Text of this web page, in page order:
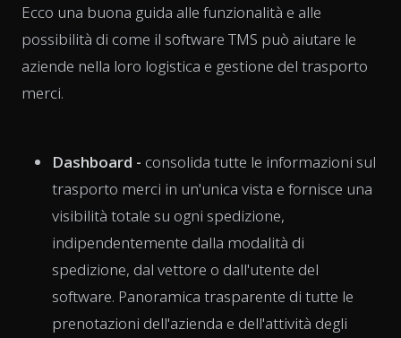
Ecco una buona guida alle funzionalità e alle
possibilità di come il software TMS può aiutare le
aziende nella loro logistica e gestione del trasporto
merci.
Dashboard - consolida tutte le informazioni sul
trasporto merci in un'unica vista e fornisce una
visibilità totale su ogni spedizione,
indipendentemente dalla modalità di
spedizione, dal vettore o dall'utente del
software. Panoramica trasparente di tutte le
prenotazioni dell'azienda e dell'attività degli